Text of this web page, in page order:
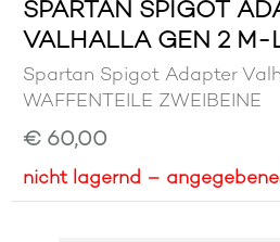
SPARTAN SPIGOT
VALHALLA GEN 2 M-
Spartan Spigot Adapter
WAFFENTEILE ZWEIBEINE
€ 60,00
nicht lagernd –